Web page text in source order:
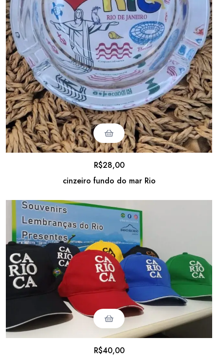
cinzeiro fundo do mar Rio
R$28,00
R$40,00